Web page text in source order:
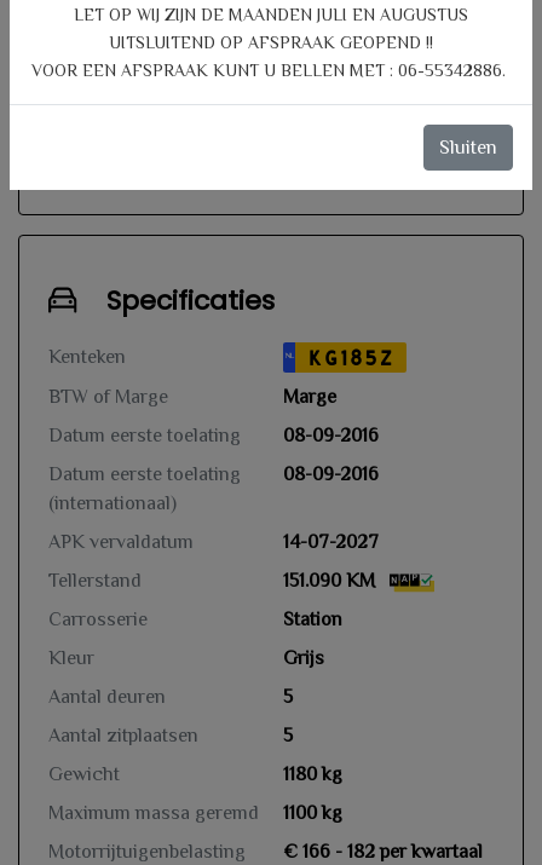
dan 200.000 km. vraag naar de
voorwaarden!
LET OP prijs vanaf:
€ 1.095,-
Specificaties
Kenteken NL KG185Z
BTW of Marge
Marge
Datum eerste toelating
08-09-2016
Datum eerste toelating
(internationaal)
08-09-2016
APK vervaldatum
14-07-2027
Tellerstand
151.090 KM
Carrosserie
Station
Kleur
Grijs
Aantal deuren
5
Aantal zitplaatsen
5
Gewicht
1180 kg
Maximum massa geremd
1100 kg
Motorrijtuigenbelasting
€ 166 - 182 per kwartaal
LET OP WIJ ZIJN DE MAANDEN JULI EN AUGUSTUS
UITSLUITEND OP AFSPRAAK GEOPEND !!
VOOR EEN AFSPRAAK KUNT U BELLEN MET : 06-55342886.
Sluiten